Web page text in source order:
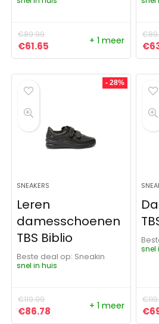
€89.99
Oorspronkelijke prijs was:
€61.65 Huidige prijs is: €61.65.
+ 1 meer
€
€
- 28%
SNEAKERS
Leren
damesschoenen
TBS Biblio
Beste deal op:
Sneakin
snel in huis
€119.99
Oorspronkelijke prijs was:
€86.78 Huidige prijs is: €86.78.
+ 1 meer
snel
€
€